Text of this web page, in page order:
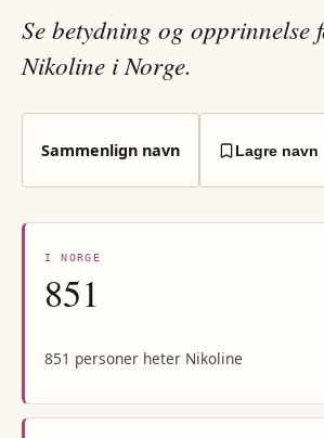
Se betydning og opprinnelse
Nikoline i Norge.
Sammenlign navn Lagre navn
I NORGE
851
851 personer heter Nikoline